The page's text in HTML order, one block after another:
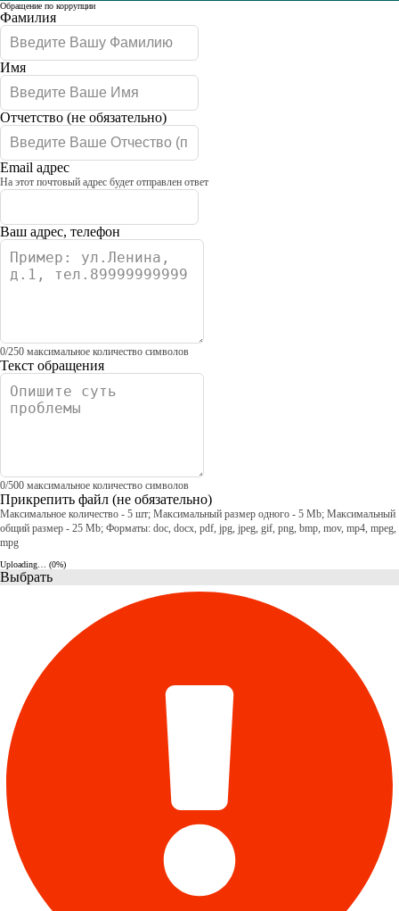
Обращение по коррупции
Leave
this
blank
Фамилия
Имя
Отчетство (не обязательно)
Email адрес
На этот почтовый адрес будет отправлен ответ
Ваш адрес, телефон
0/250 максимальное количество символов
Текст обращения
0/500 максимальное количество символов
Прикрепить файл (не обязательно)
Максимальное количество - 5 шт; Максимальный размер одного - 5 Mb; Максимальный
общий размер - 25 Mb; Форматы: doc, docx, pdf, jpg, jpeg, gif, png, bmp, mov, mp4, mpeg,
mpg
Uploading… (0%)
Выбрать